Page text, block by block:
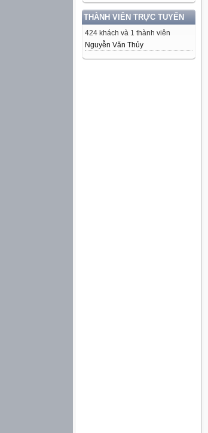
THÀNH VIÊN TRỰC TUYẾN
424 khách và 1 thành viên
Nguyễn Văn Thủy